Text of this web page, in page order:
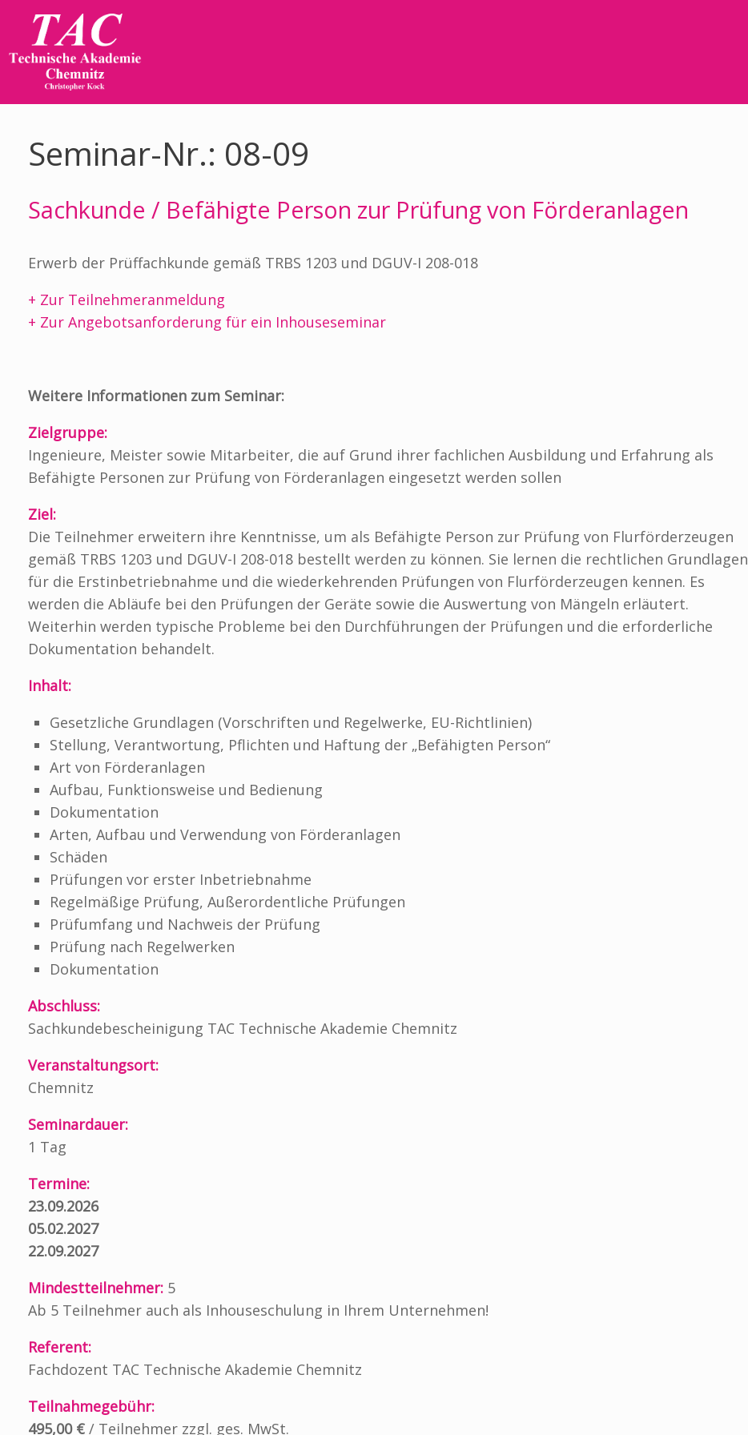
springen
Seminar-Nr.: 08-09
Sachkunde / Befähigte Person zur Prüfung von Förderanlagen
Erwerb der Prüffachkunde gemäß TRBS 1203 und DGUV-I 208-018
+ Zur Teilnehmeranmeldung
+ Zur Angebotsanforderung für ein Inhouseseminar
Weitere Informationen zum Seminar:
Zielgruppe:
Ingenieure, Meister sowie Mitarbeiter, die auf Grund ihrer fachlichen Ausbildung und Erfahrung als
Befähigte Personen zur Prüfung von Förderanlagen eingesetzt werden sollen
Ziel:
Die Teilnehmer erweitern ihre Kenntnisse, um als Befähigte Person zur Prüfung von Flurförderzeugen
gemäß TRBS 1203 und DGUV-I 208-018 bestellt werden zu können. Sie lernen die rechtlichen Grundlagen
für die Erstinbetriebnahme und die wiederkehrenden Prüfungen von Flurförderzeugen kennen. Es
werden die Abläufe bei den Prüfungen der Geräte sowie die Auswertung von Mängeln erläutert.
Weiterhin werden typische Probleme bei den Durchführungen der Prüfungen und die erforderliche
Dokumentation behandelt.
Inhalt:
Gesetzliche Grundlagen (Vorschriften und Regelwerke, EU-Richtlinien)
Stellung, Verantwortung, Pflichten und Haftung der „Befähigten Person“
Art von Förderanlagen
Aufbau, Funktionsweise und Bedienung
Dokumentation
Arten, Aufbau und Verwendung von Förderanlagen
Schäden
Prüfungen vor erster Inbetriebnahme
Regelmäßige Prüfung, Außerordentliche Prüfungen
Prüfumfang und Nachweis der Prüfung
Prüfung nach Regelwerken
Dokumentation
Abschluss:
Sachkundebescheinigung TAC Technische Akademie Chemnitz
Veranstaltungsort:
Chemnitz
Seminardauer:
1 Tag
Termine:
23.09.2026
05.02.2027
22.09.2027
Mindestteilnehmer: 5
Ab 5 Teilnehmer auch als Inhouseschulung in Ihrem Unternehmen!
Referent:
Fachdozent TAC Technische Akademie Chemnitz
Teilnahmegebühr:
495,00 € / Teilnehmer zzgl. ges. MwSt.